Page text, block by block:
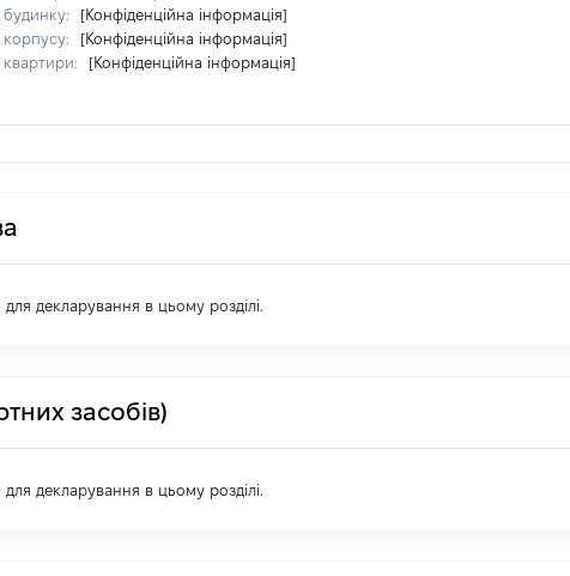
[Конфіденційна інформація]
[Конфіденційна інформація]
[Конфіденційна інформація]
для декларування в цьому розділі.
засобів)
для декларування в цьому розділі.